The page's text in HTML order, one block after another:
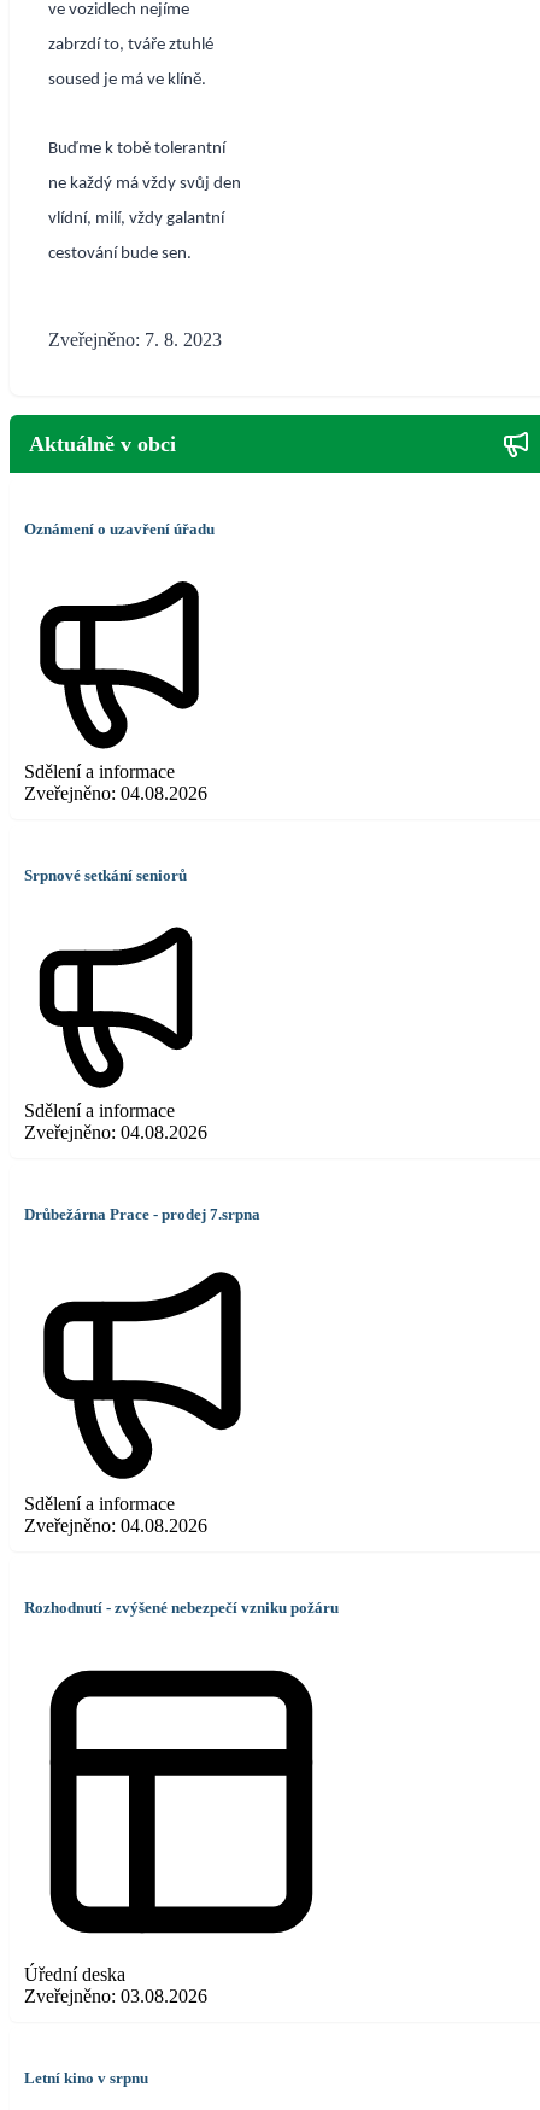
ve vozidlech nejíme
zabrzdí to, tváře ztuhlé
soused je má ve klíně.
Buďme k tobě tolerantní
ne každý má vždy svůj den
vlídní, milí, vždy galantní
cestování bude sen.
Zveřejněno: 7. 8. 2023
Aktuálně v obci
Oznámení o uzavření úřadu
Sdělení a informace
Zveřejněno: 04.08.2026
Srpnové setkání seniorů
Sdělení a informace
Zveřejněno: 04.08.2026
Drůbežárna Prace - prodej 7.srpna
Sdělení a informace
Zveřejněno: 04.08.2026
Rozhodnutí - zvýšené nebezpečí vzniku požáru
Úřední deska
Zveřejněno: 03.08.2026
Letní kino v srpnu